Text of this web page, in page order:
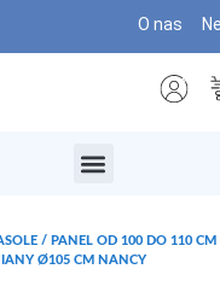
O nas
/ PANEL OD 100 DO 110 CM
Ø105 CM NANCY